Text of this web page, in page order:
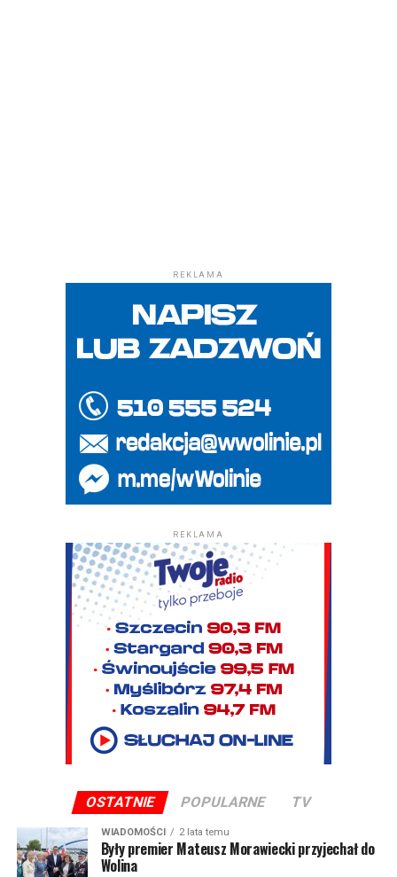
REKLAMA
REKLAMA
OSTATNIE POPULARNE TV
WIADOMOŚCI 2 lata temu
Były premier Mateusz Morawiecki przyjechał do
Wolina